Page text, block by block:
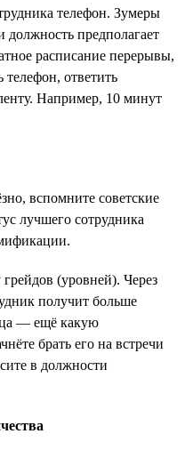
телефон. Зумеры
должность предполагает
расписание перерывы,
телефон, ответить
Например, 10 минут
вспомните советские
лучшего сотрудника
(уровней). Через
получит больше
— ещё какую
брать его на встречи
в должности